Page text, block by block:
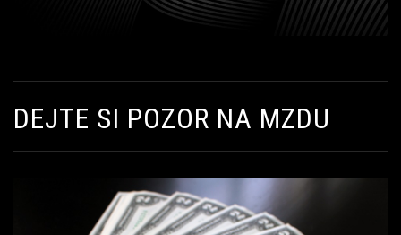
DEJTE SI POZOR NA MZDU